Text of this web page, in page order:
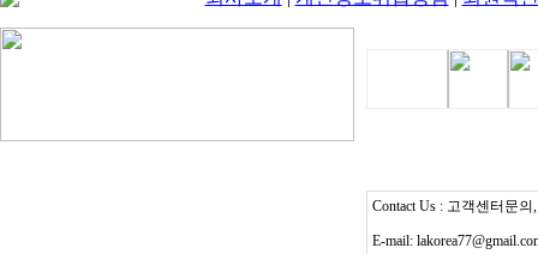
Contact Us : 고객센터문의
E-mail: